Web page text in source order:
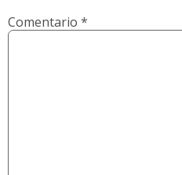
Comentario *